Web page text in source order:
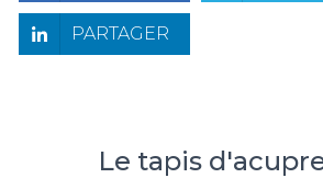
PARTAGER
Le tapis